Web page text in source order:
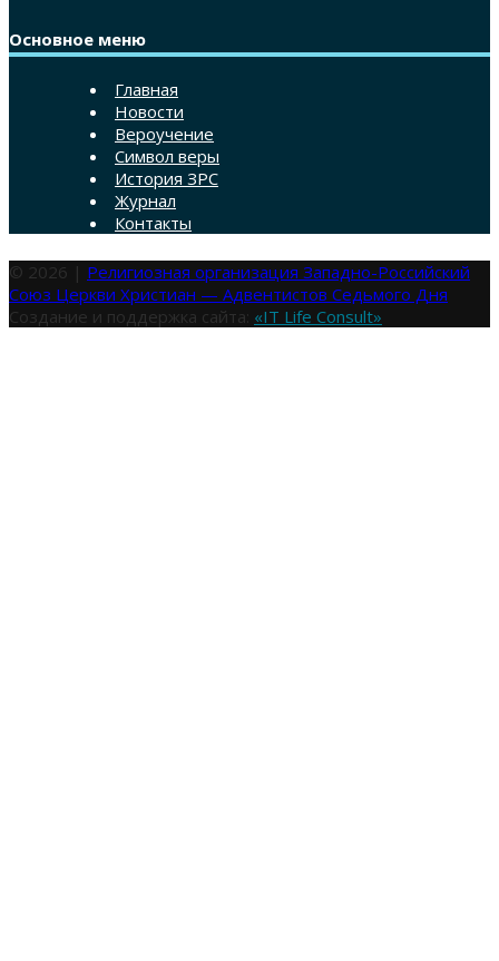
Основное меню
Главная
Новости
Вероучение
Символ веры
История ЗРС
Журнал
Контакты
© 2026 | Религиозная организация Западно-Российский
Союз Церкви Христиан — Адвентистов Седьмого Дня
Создание и поддержка сайта: «IT Life Consult»